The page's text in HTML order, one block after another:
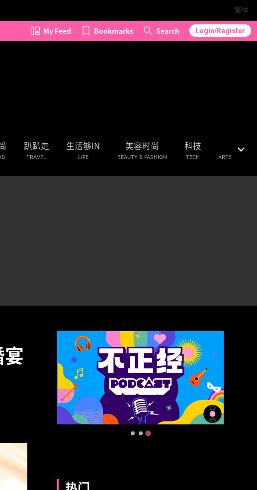
繁体
My Feed Bookmarks Search Login/Register
趴趴走
TRAVEL
生活够IN
LIFE
美容时尚
BEAUTY & FASHION
科技
TECH
艺文
ARTS &